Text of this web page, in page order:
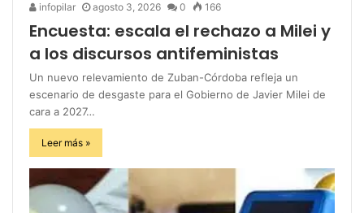
infopilar agosto 3, 2026 0 166
Encuesta: escala el rechazo a Milei y
a los discursos antifeministas
Un nuevo relevamiento de Zuban-Córdoba refleja un
escenario de desgaste para el Gobierno de Javier Milei de
cara a 2027…
Leer más »